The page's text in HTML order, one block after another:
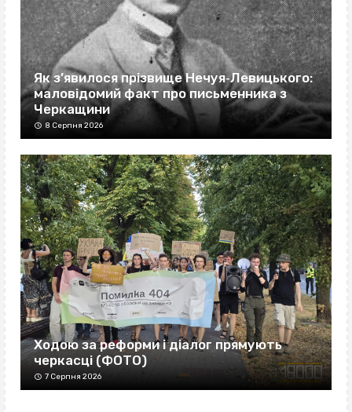
Як з’явилося прізвище Нечуя‐Левицького:
маловідомий факт про письменника з
Черкащини
8 Серпня 2026
Ходою за реформи і діалог прямують
черкасці (ФОТО)
7 Серпня 2026